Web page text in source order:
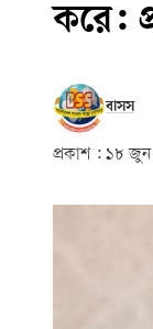
করে:
বাসস
প্রকাশ : ১৮ জুন